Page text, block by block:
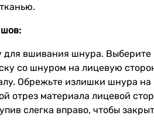
для вшивания шнура.
со шнуром на лицевую
Обрежьте излишки шнура на
отрез материала лицевой
слегка вправо, чтобы